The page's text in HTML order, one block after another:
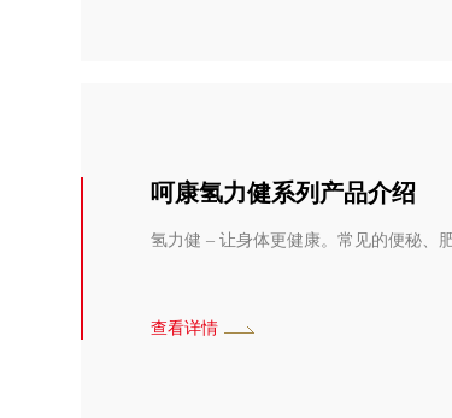
呵康氢力健系列产品介绍
氢力健 – 让身体更健康。常见的便秘、
查看详情